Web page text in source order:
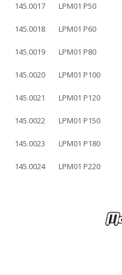
145.0017 LPM01 P50
145.0018 LPM01 P60
145.0019 LPM01 P80
145.0020 LPM01 P100
145.0021 LPM01 P120
145.0022 LPM01 P150
145.0023 LPM01 P180
145.0024 LPM01 P220